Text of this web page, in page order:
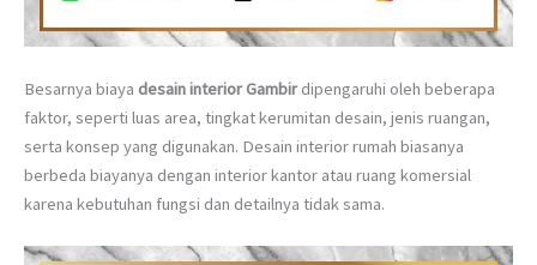
Besarnya biaya desain interior Gambirdipengaruhi oleh beberapa
faktor, seperti luas area, tingkat kerumitan desain, jenis ruangan,
serta konsep yang digunakan. Desain interior rumah biasanya
berbeda biayanya dengan interior kantor atau ruang komersial
karena kebutuhan fungsi dan detailnya tidak sama.